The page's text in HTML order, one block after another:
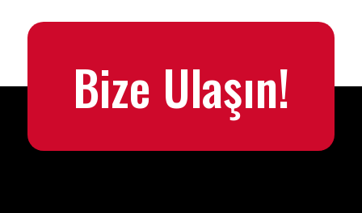
Bize Ulaşın!